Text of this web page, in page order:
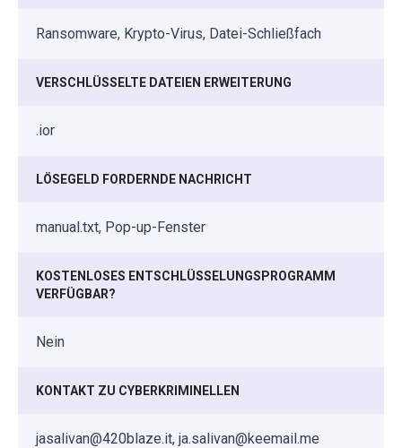
Ransomware, Krypto-Virus, Datei-Schließfach
VERSCHLÜSSELTE DATEIEN ERWEITERUNG
.ior
LÖSEGELD FORDERNDE NACHRICHT
manual.txt, Pop-up-Fenster
KOSTENLOSES ENTSCHLÜSSELUNGSPROGRAMM
VERFÜGBAR?
Nein
KONTAKT ZU CYBERKRIMINELLEN
jasalivan@420blaze.it, ja.salivan@keemail.me